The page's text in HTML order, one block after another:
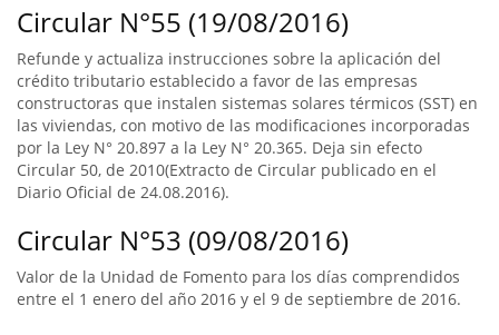
Circular N°55 (19/08/2016)
Refunde y actualiza instrucciones sobre la aplicación del
crédito tributario establecido a favor de las empresas
constructoras que instalen sistemas solares térmicos (SST) en
las viviendas, con motivo de las modificaciones incorporadas
por la Ley N° 20.897 a la Ley N° 20.365. Deja sin efecto
Circular 50, de 2010(Extracto de Circular publicado en el
Diario Oficial de 24.08.2016).
Circular N°53 (09/08/2016)
Valor de la Unidad de Fomento para los días comprendidos
entre el 1 enero del año 2016 y el 9 de septiembre de 2016.